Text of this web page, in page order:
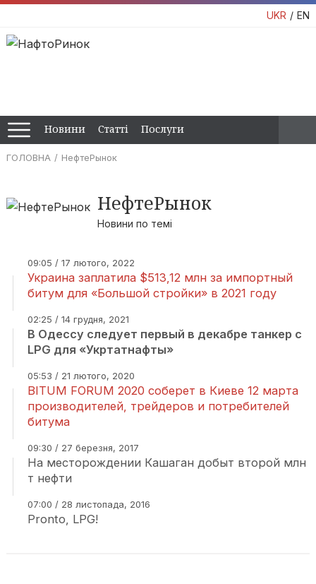
UKR EN
Новини Статті Послуги
ГОЛОВНА НефтеРынок
НефтеРынок
Новини по темі
09:05 / 17 лютого, 2022
Украина заплатила $513,12 млн за импортный
битум для «Большой стройки» в 2021 году
02:25 / 14 грудня, 2021
В Одессу следует первый в декабре танкер с
LPG для «Укртатнафты»
05:53 / 21 лютого, 2020
BITUM FORUM 2020 соберет в Киеве 12 марта
производителей, трейдеров и потребителей
битума
09:30 / 27 березня, 2017
На месторождении Кашаган добыт второй млн
т нефти
07:00 / 28 листопада, 2016
Pronto, LPG!